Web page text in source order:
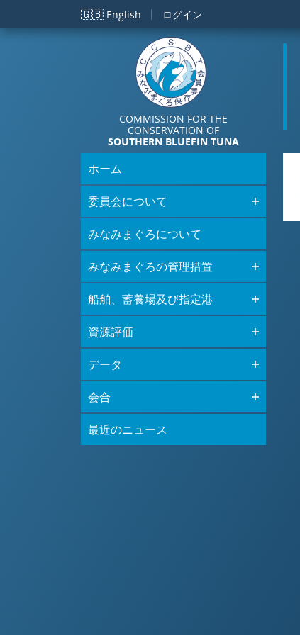
メインコンテンツに移動
🇬🇧 English ログイン
COMMISSION FOR THE
CONSERVATION OF
SOUTHERN BLUEFIN TUNA
ホーム
委員会について
みなみまぐろについて
みなみまぐろの管理措置
船舶、蓄養場及び指定港
資源評価
データ
会合
最近のニュース